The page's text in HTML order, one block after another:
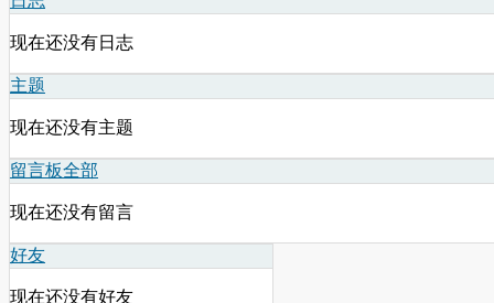
现在还没有日志
主题
现在还没有主题
留言板全部
现在还没有留言
好友
现在还没有好友